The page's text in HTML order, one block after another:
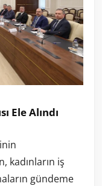
Ele Alındı
kadınların iş
gündeme